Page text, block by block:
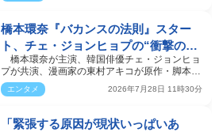
橋本環奈『バカンスの法則』スター
ト、チェ・ジョンヒョプの“衝撃の正
体”判明！（ネタバレあり）
橋本環奈が主演、韓国俳優チェ・ジョンヒョ
プが共演、漫画家の東村アキコが原作・脚本・
監督を務めるABE…
エンタメ 2026年7月28日 11時30分
「緊張する原因が現状いっぱいあ